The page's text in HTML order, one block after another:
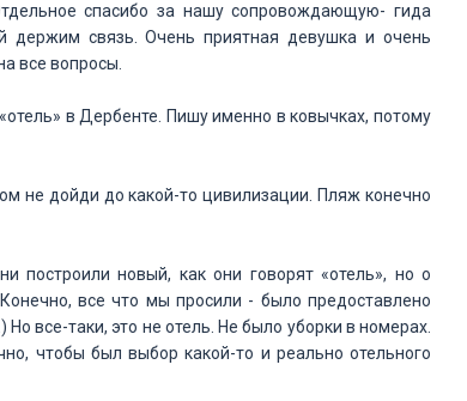
спасибо за нашу сопровождающую- гида
связь. Очень приятная девушка и очень
все вопросы.
в Дербенте. Пишу именно в ковычках, потому
не дойди до какой-то цивилизации. Пляж конечно
построили новый, как они говорят «отель», но о
все что мы просили - было предоставлено
все-таки, это не отель. Не было уборки в номерах.
чтобы был выбор какой-то и реально отельного